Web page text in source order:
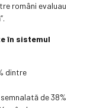
români evaluau
în sistemul
dintre
semnalată de 38%